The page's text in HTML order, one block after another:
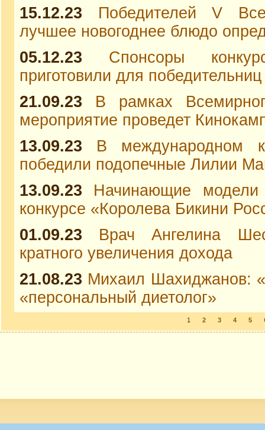
15.12.23
Победителей V
лучшее новогоднее блюдо
05.12.23
Спонсоры
приготовили для
21.09.23
В рамках
мероприятие проведет
13.09.23
В международном
победили подопечные Лилии
13.09.23
Начинающие модели
конкурсе «Королева Бикини
01.09.23
Врач Ангелина
кратного увеличения дохода
21.08.23 Михаил Шахиджанов:
«персональный диетолог»
1 2 3 4 5